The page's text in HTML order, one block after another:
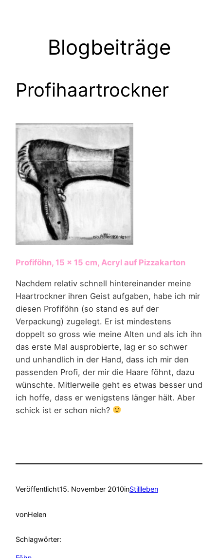
Blogbeiträge
Profihaartrockner
Profiföhn, 15 x 15 cm, Acryl auf Pizzakarton
Nachdem relativ schnell hintereinander meine
Haartrockner ihren Geist aufgaben, habe ich mir
diesen Profiföhn (so stand es auf der
Verpackung) zugelegt. Er ist mindestens
doppelt so gross wie meine Alten und als ich ihn
das erste Mal ausprobierte, lag er so schwer
und unhandlich in der Hand, dass ich mir den
passenden Profi, der mir die Haare föhnt, dazu
wünschte. Mitlerweile geht es etwas besser und
ich hoffe, dass er wenigstens länger hält. Aber
schick ist er schon nich?
Veröffentlicht15. November 2010inStillleben
vonHelen
Schlagwörter: